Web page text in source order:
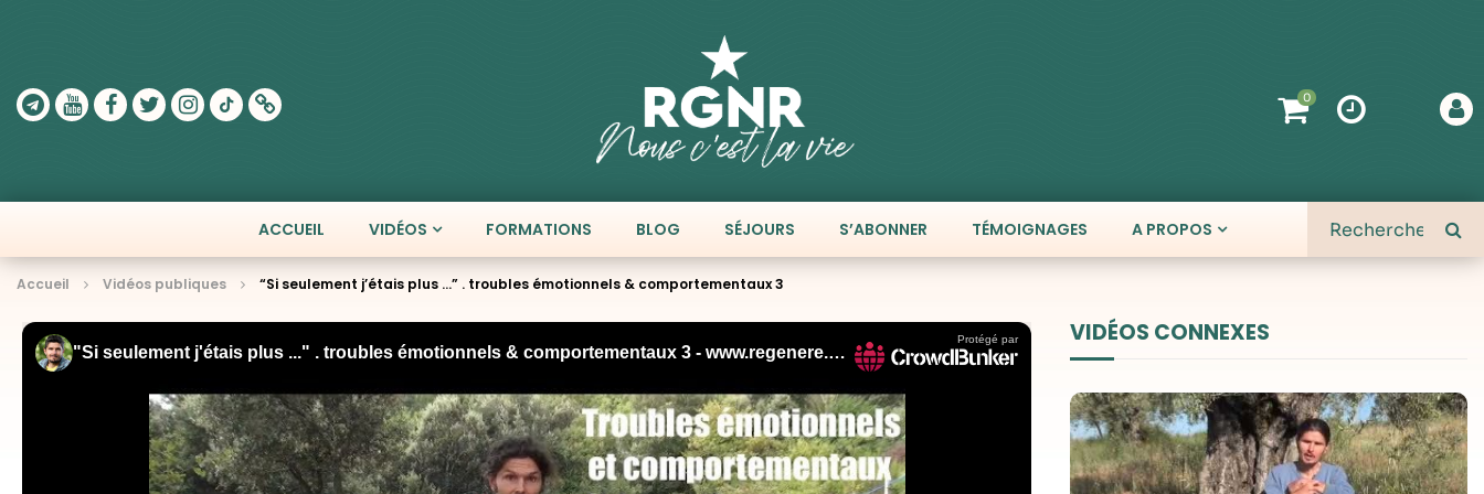
0
ACCUEIL VIDÉOS FORMATIONS BLOG SÉJOURS S’ABONNER TÉMOIGNAGES A PROPOS
Accueil Vidéos publiques “Si seulement j’étais plus …” . troubles émotionnels & comportementaux 3
VIDÉOS CONNEXES